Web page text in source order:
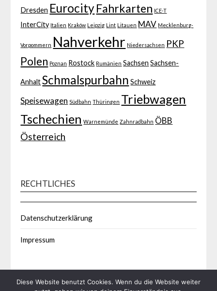
Dresden EurocityFahrkarten ICE-T
InterCity Italien Kraków Leipzig Lint Litauen MAV Mecklenburg-
Vorpommern Nahverkehr Niedersachsen PKP
Polen Poznan Rostock Rumänien Sachsen Sachsen-
Anhalt Schmalspurbahn Schweiz
Speisewagen Südbahn Thüringen Triebwagen
Tschechien Warnemünde Zahnradbahn ÖBB
Österreich
RECHTLICHES
Datenschutzerklärung
Impressum
Diese Website benutzt Cookies. Wenn du die Website weiter